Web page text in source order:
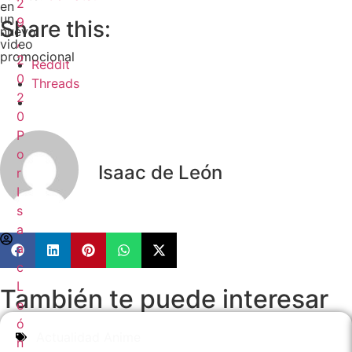
en
un
nuevo
video
promocional
2
9
,
2
0
2
0
P
o
r
I
s
a
a
c
L
e
ó
n
Share this:
Reddit
Threads
Isaac de León
También te puede interesar